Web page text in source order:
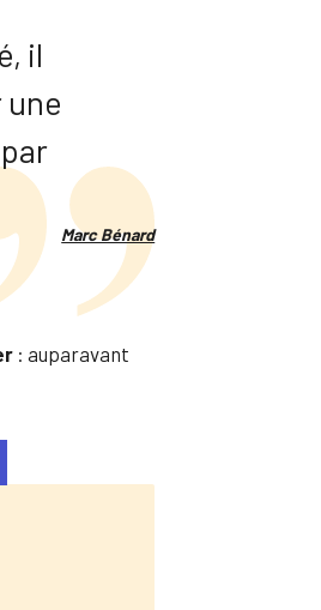
il
Marc Bénard
: auparavant